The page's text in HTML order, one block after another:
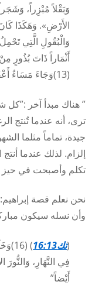
وَبَقْلاً مُبْزِراً،
وَالْبُقُولِ الَّتِي
أَثْمَاراً ذَاتَ بُذُورٍ
(13)وَجَاءَ مَسَاءٌ أَعْقَبَهُ صَبَاحٌ فَكَانَ الْيَوْمَ الثَّالِثَ.
” هناك مبدأ آخر
ترى، أنه عندما تٌنتج
جيدة، تماماً مثلما
إلزام. لذلك عندما
تكلم وأصبحت في حيز
نحن نعلم قصة
وأن نسله سيكون
(تك16:13
)
فِي النَّهَارِ،
أَيْضاً”